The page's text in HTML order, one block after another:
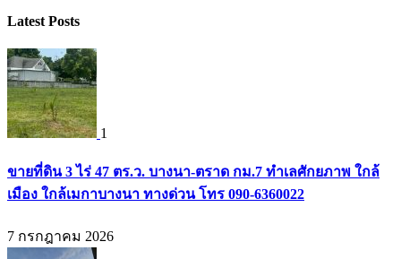
Latest Posts
1
ขายที่ดิน 3 ไร่ 47 ตร.ว. บางนา-ตราด กม.7 ทำเลศักยภาพ ใกล้
เมือง ใกล้เมกาบางนา ทางด่วน โทร 090-6360022
7 กรกฎาคม 2026